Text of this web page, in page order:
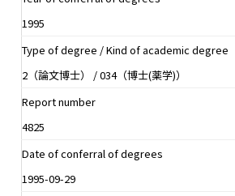
1995
Type of degree / Kind of academic degree
2（論文博士） / 034（博士(薬学)）
Report number
4825
Date of conferral of degrees
1995-09-29